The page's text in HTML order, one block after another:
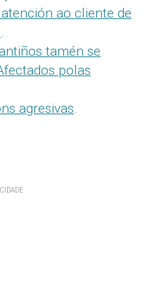
ao cliente de
tamén se
polas
agresivas